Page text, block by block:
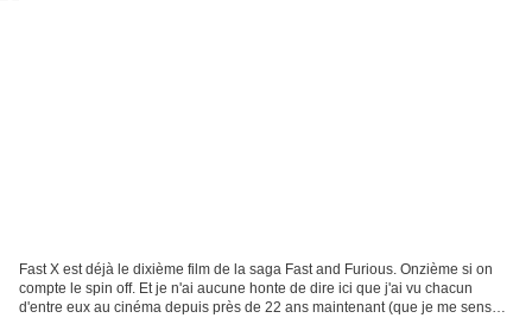
Fast X est déjà le dixième film de la saga Fast and Furious. Onzième si on
compte le spin off. Et je n'ai aucune honte de dire ici que j'ai vu chacun
d'entre eux au cinéma depuis près de 22 ans maintenant (que je me sens